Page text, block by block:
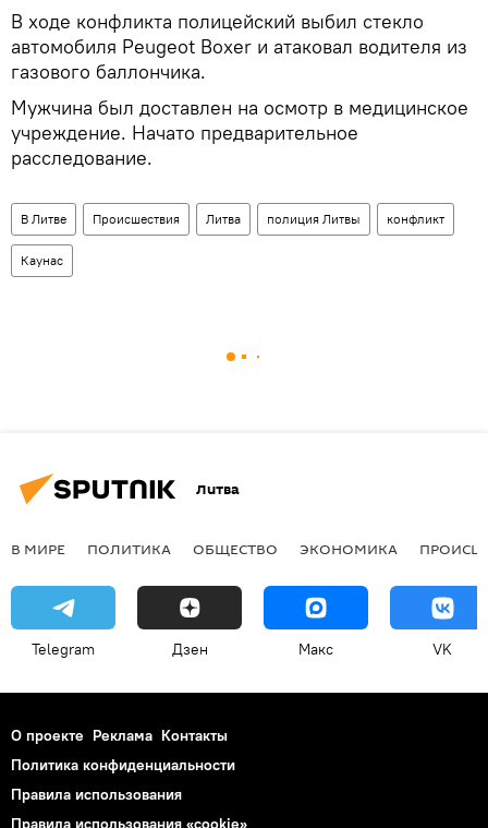
В ходе конфликта полицейский выбил стекло
автомобиля Peugeot Boxer и атаковал водителя из
газового баллончика.
Мужчина был доставлен на осмотр в медицинское
учреждение. Начато предварительное
расследование.
В Литве Происшествия Литва полиция Литвы конфликт
Каунас
Литва
В МИРЕ ПОЛИТИКА ОБЩЕСТВО ЭКОНОМИКА
Telegram Дзен Макс VK
О проекте Реклама Контакты
Политика конфиденциальности
Правила использования
Правила использования «cookie»